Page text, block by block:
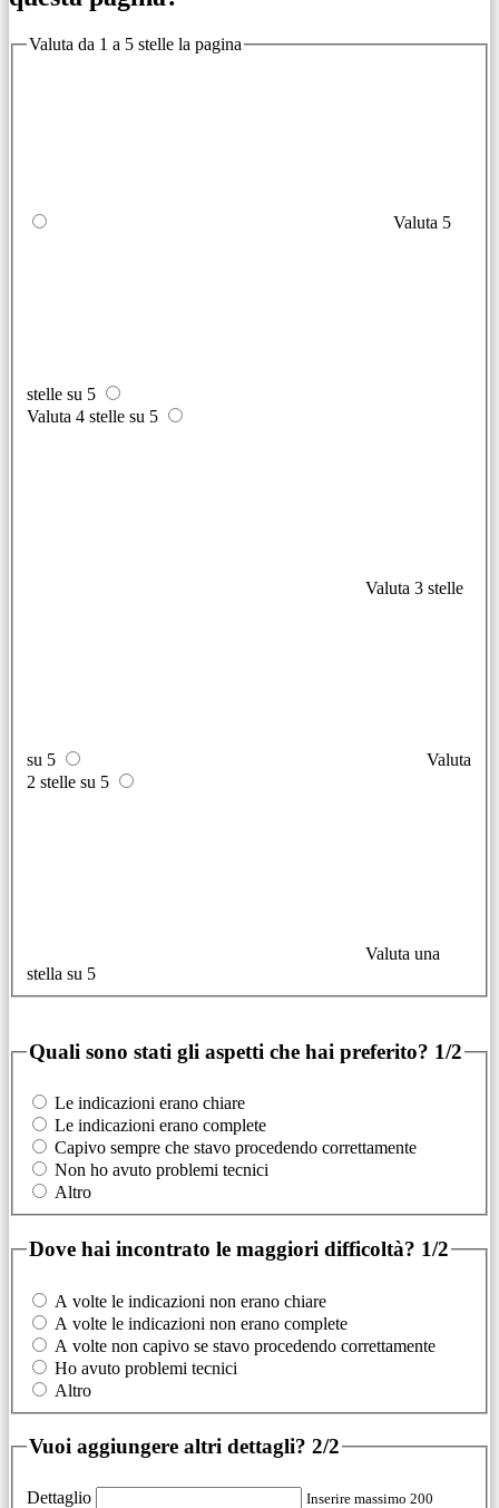
Valuta da 1 a 5 stelle la pagina
Valuta 5
stelle su 5
Valuta 4 stelle su 5
Valuta 3 stelle
su 5
Valuta
2 stelle su 5
Valuta una
stella su 5
Quali sono stati gli aspetti che hai preferito? 1/2
Le indicazioni erano chiare
Le indicazioni erano complete
Capivo sempre che stavo procedendo correttamente
Non ho avuto problemi tecnici
Altro
Dove hai incontrato le maggiori difficoltà? 1/2
A volte le indicazioni non erano chiare
A volte le indicazioni non erano complete
A volte non capivo se stavo procedendo correttamente
Ho avuto problemi tecnici
Altro
Vuoi aggiungere altri dettagli? 2/2
Dettaglio
Inserire massimo 200